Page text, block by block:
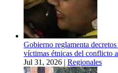
Gobierno reglamenta
víctimas étnicas del conflicto
Jul 31, 2026 | Regionales